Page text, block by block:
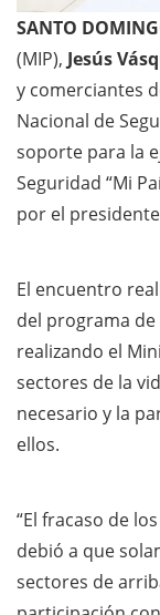
SANTO
(MIP), Jesús
y comerciantes
Nacional de
soporte para la
Seguridad “Mi
por el presidente
El encuentro
del programa
realizando el
sectores de la
necesario y la
ellos.
“El fracaso de
debió a que
sectores de